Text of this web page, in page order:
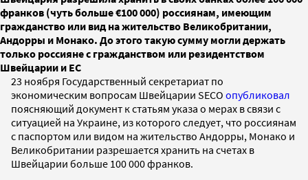
франков (чуть больше €100 000) россиянам, имеющим
гражданство или вид на жительство Великобритании,
Андорры и Монако. До этого такую сумму могли держать
только россияне с гражданством или резидентством
Швейцарии и ЕС
23 ноября Государственный секретариат по
экономическим вопросам Швейцарии SECO опубликовал
поясняющий документ к статьям указа о мерах в связи с
ситуацией на Украине, из которого следует, что россиянам
с паспортом или видом на жительство Андорры, Монако и
Великобритании разрешается хранить на счетах в
Швейцарии больше 100 000 франков.